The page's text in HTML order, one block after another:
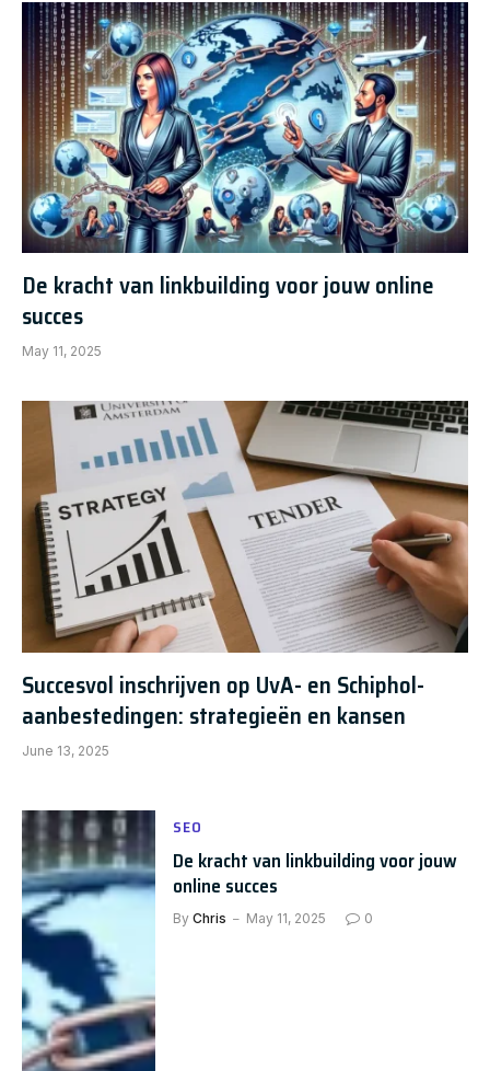
De kracht van linkbuilding voor jouw online
succes
May 11, 2025
Succesvol inschrijven op UvA- en Schiphol-
aanbestedingen: strategieën en kansen
June 13, 2025
SEO
De kracht van linkbuilding voor jouw
online succes
By Chris May 11, 2025 0